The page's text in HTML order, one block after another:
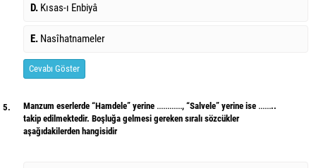
D. Kısas-ı Enbiyâ
E. Nasîhatnameler
Cevabı Göster
5.
Manzum eserlerde “Hamdele” yerine …………, “Salvele” yerine ise ……..
takip edilmektedir. Boşluğa gelmesi gereken sıralı sözcükler
aşağıdakilerden hangisidir